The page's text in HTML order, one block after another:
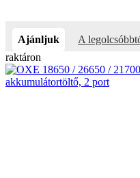
Ajánljuk A
raktáron